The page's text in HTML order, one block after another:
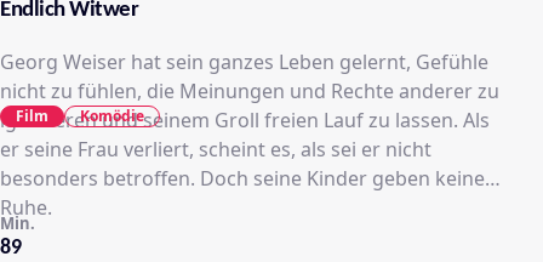
Endlich Witwer
Georg Weiser hat sein ganzes Leben gelernt, Gefühle
nicht zu fühlen, die Meinungen und Rechte anderer zu
ignorieren und seinem Groll freien Lauf zu lassen. Als
er seine Frau verliert, scheint es, als sei er nicht
besonders betroffen. Doch seine Kinder geben keine
Ruhe.
89
Min.
Film Komödie